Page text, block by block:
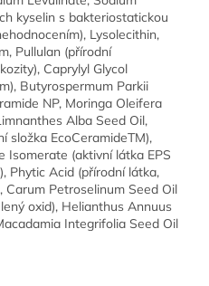
kyselin s bakteriostatickou
Lysolecithin,
Pullulan (přírodní
Caprylyl Glycol
Butyrospermum Parkii
NP, Moringa Oleifera
Alba Seed Oil,
složka EcoCeramideTM),
Isomerate (aktivní látka EPS
Phytic Acid (přírodní látka,
Carum Petroselinum Seed Oil
oxid), Helianthus Annuus
Integrifolia Seed Oil